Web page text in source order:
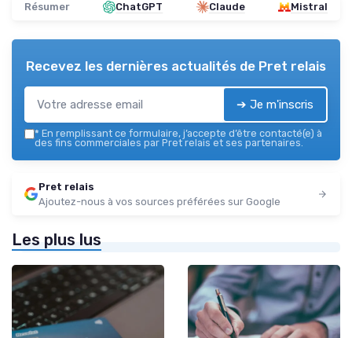
Résumer ChatGPT Claude Mistral
Recevez les dernières actualités de Pret relais
➔ Je m'inscris
* En remplissant ce formulaire, j’accepte d’être contacté(e) à
des fins commerciales par Pret relais et ses partenaires.
Pret relais
Ajoutez-nous à vos sources préférées sur Google
Les plus lus